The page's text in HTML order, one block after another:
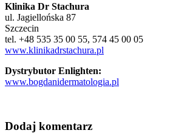
Klinika Dr Stachura
ul. Jagiellońska 87
Szczecin
tel. +48 535 35 00 55, 574 45 00 05
www.klinikadrstachura.pl
Dystrybutor Enlighten:
www.bogdanidermatologia.pl
Dodaj komentarz